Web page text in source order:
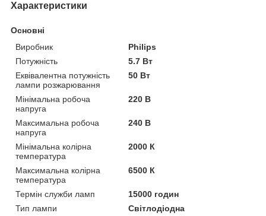
Характеристики
Основні
Виробник
Philips
Потужність
5.7 Вт
Еквівалентна потужність
лампи розжарювання
50 Вт
Мінімальна робоча
напруга
220 В
Максимальна робоча
напруга
240 В
Мінімальна колірна
температура
2000 К
Максимальна колірна
температура
6500 К
Термін служби ламп
15000 годин
Тип лампи
Світлодіодна